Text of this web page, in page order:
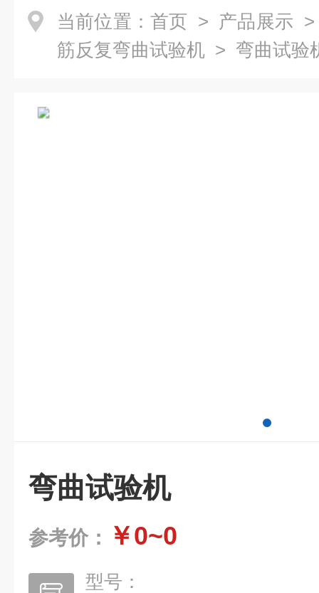
当前位置： 首页 > 产品展示
筋反复弯曲试验机 > 弯曲试验
弯曲试验机
参考价： ￥0~0
型号：